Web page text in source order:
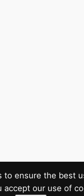
to ensure the best
accept our use of